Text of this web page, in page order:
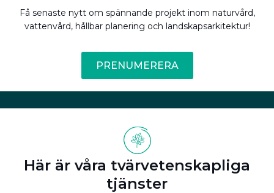
Få senaste nytt om spännande projekt inom naturvård,
vattenvård, hållbar planering och landskapsarkitektur!
PRENUMERERA
Här är våra tvärvetenskapliga
tjänster